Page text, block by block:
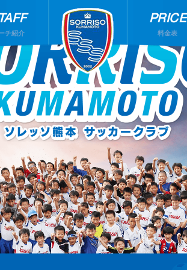
チ紹介
PRICE
料金表